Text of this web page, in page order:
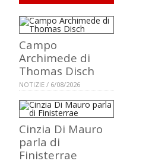
Campo
Archimede di
Thomas Disch
NOTIZIE / 6/08/2026
Cinzia Di Mauro
parla di
Finisterrae